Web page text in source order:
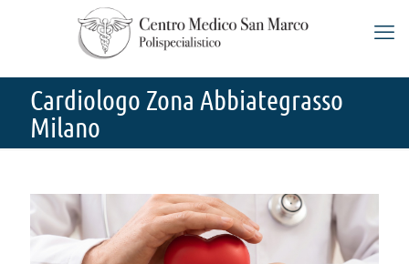
Cardiologo Zona Abbiategrasso
Milano